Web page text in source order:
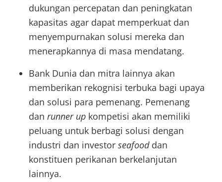
dukungan percepatan dan peningkatan
kapasitas agar dapat memperkuat dan
menyempurnakan solusi mereka dan
menerapkannya di masa mendatang.
Bank Dunia dan mitra lainnya akan
memberikan rekognisi terbuka bagi upaya
dan solusi para pemenang. Pemenang
dan runner up kompetisi akan memiliki
peluang untuk berbagi solusi dengan
industri dan investor seafooddan
konstituen perikanan berkelanjutan
lainnya.